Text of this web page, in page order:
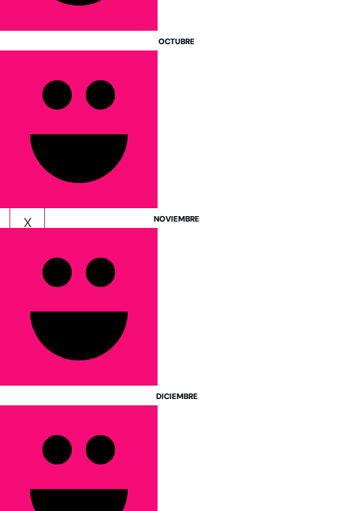
Indonesia
Japón
Sri Lanka
Tailandia
Vietnam
X
OCTUBRE
NOVIEMBRE
DICIEMBRE